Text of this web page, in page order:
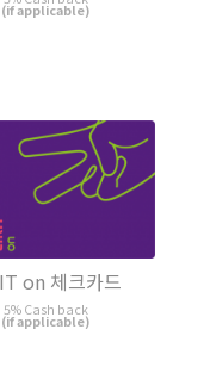
(if applicable)
on 체크카드
5% Cash back
(if applicable)